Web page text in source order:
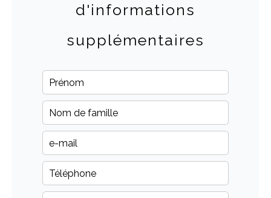
d'informations
supplémentaires